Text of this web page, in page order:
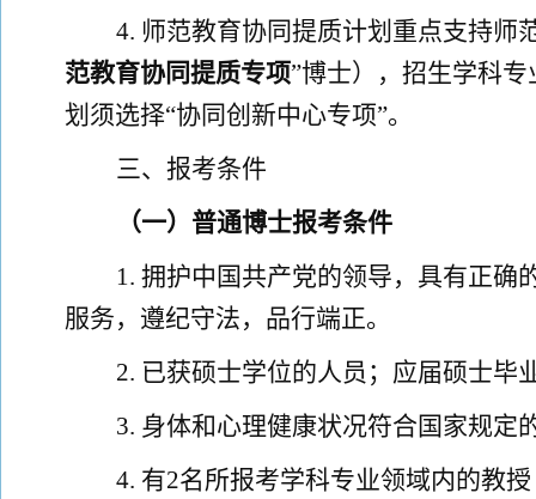
4. 师范教育协同提质计划重点支持师
范教育协同提质专项”博士），招生学科专
划须选择“协同创新中心专项”。
三、报考条件
（一）普通博士报考条件
1. 拥护中国共产党的领导，具有正确
服务，遵纪守法，品行端正。
2. 已获硕士学位的人员；应届硕士毕
3. 身体和心理健康状况符合国家规定
4. 有2名所报考学科专业领域内的教